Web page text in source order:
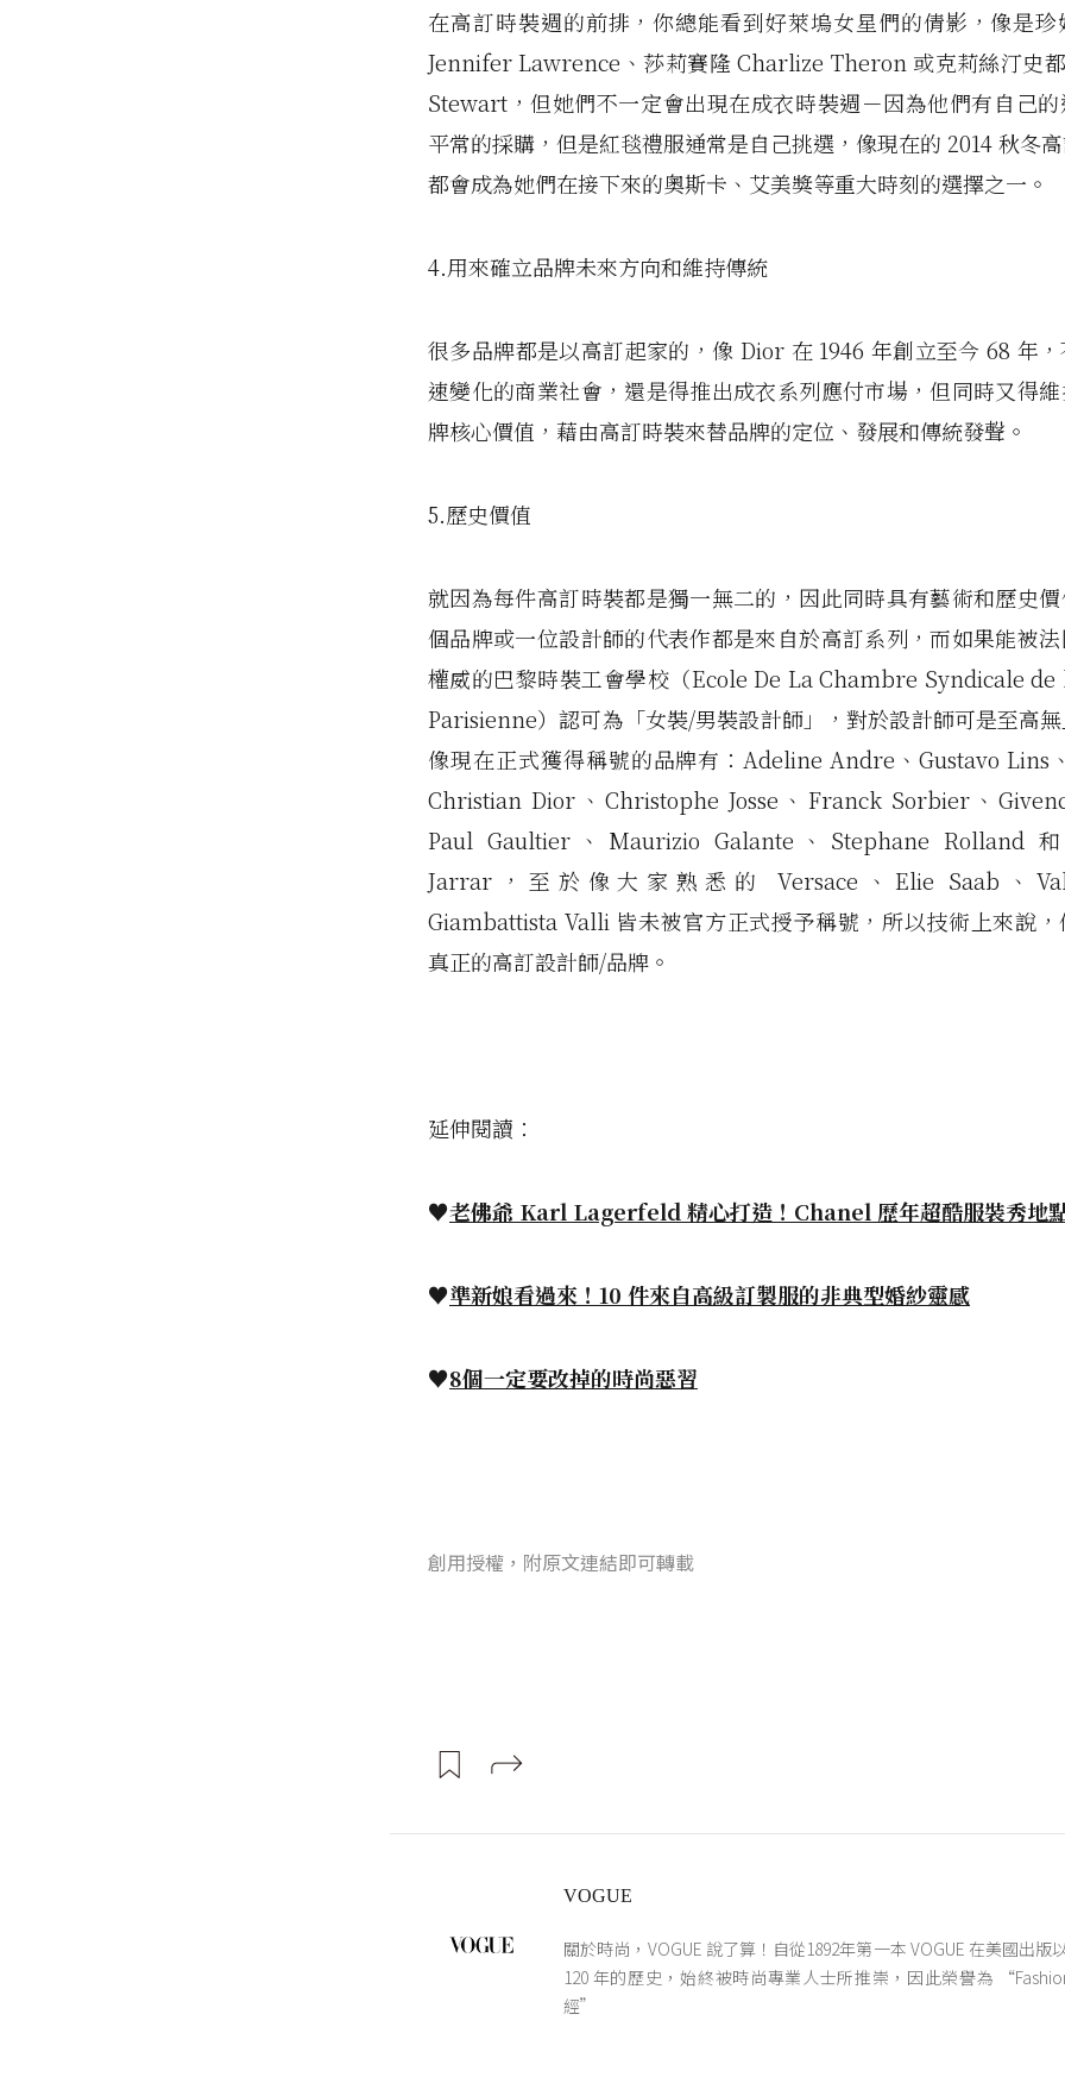
在高訂時裝週的前排，你總能看到好萊塢女星們的倩影，像是
Jennifer Lawrence、莎莉賽隆 Charlize Theron 或克莉絲汀史
Stewart，但她們不一定會出現在成衣時裝週－因為他們有自己
平常的採購，但是紅毯禮服通常是自己挑選，像現在的 2014 秋冬
都會成為她們在接下來的奧斯卡、艾美獎等重大時刻的選擇之一。
4.用來確立品牌未來方向和維持傳統
很多品牌都是以高訂起家的，像 Dior 在 1946 年創立至今 68 年
速變化的商業社會，還是得推出成衣系列應付市場，但同時又得
牌核心價值，藉由高訂時裝來替品牌的定位、發展和傳統發聲。
5.歷史價值
就因為每件高訂時裝都是獨一無二的，因此同時具有藝術和歷史
個品牌或一位設計師的代表作都是來自於高訂系列，而如果能被
權威的巴黎時裝工會學校（Ecole De La Chambre Syndicale
Parisienne）認可為「女裝/男裝設計師」，對於設計師可是至高
像現在正式獲得稱號的品牌有：Adeline Andre、Gustavo Lins
Christian Dior、Christophe Josse、Franck Sorbier、
Paul Gaultier、Maurizio Galante、Stephane Rolland
Jarrar，至於像大家熟悉的 Versace、Elie Saab、
Giambattista Valli 皆未被官方正式授予稱號，所以技術上來說
真正的高訂設計師/品牌。
延伸閱讀：
♥老佛爺 Karl Lagerfeld 精心打造！Chanel 歷年超酷服裝秀地
♥準新娘看過來！10 件來自高級訂製服的非典型婚紗靈感
♥8個一定要改掉的時尚惡習
創用授權，附原文連結即可轉載
VOGUE
關於時尚，VOGUE 說了算！自從1892年第一本 VOGUE 在美國出版
120 年的歷史，始終被時尚專業人士所推崇，因此榮譽為
經”